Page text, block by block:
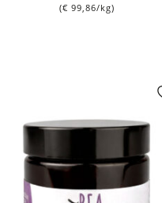
(€ 99,86/kg)